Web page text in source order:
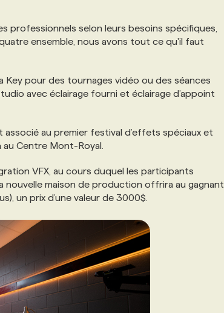
professionnels selon leurs besoins spécifiques,
quatre ensemble, nous avons tout ce qu'il faut
pour des tournages vidéo ou des séances
avec éclairage fourni et éclairage d’appoint
associé au premier festival d’effets spéciaux et
au Centre Mont-Royal.
VFX, au cours duquel les participants
maison de production offrira au gagnant
un prix d’une valeur de 3000$.